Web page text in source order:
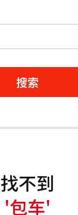
搜索
找不到
'包车'